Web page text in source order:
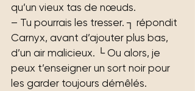
qu’un vieux tas de nœuds.
– Tu pourrais les tresser. ┐ répondit
Carnyx, avant d’ajouter plus bas,
d’un air malicieux. └ Ou alors, je
peux t’enseigner un sort noir pour
les garder toujours démêlés.